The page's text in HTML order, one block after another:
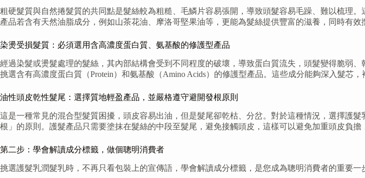
粗硬髮質與自然捲髮質的共同點是髮絲較為粗糙、毛鱗片容易張開，導致頭髮容易毛躁、難以梳理
產品若含有天然油脂成分，例如山茶花油、摩洛哥堅果油等，更能為髮絲提供豐富的滋養，同時有效
染燙受損髮質：必須選用含高濃度蛋白質、氨基酸的修護型產品
經過染髮或燙髮處理的髮絲，其內部結構會受到不同程度的破壞，導致蛋白質流失，頭髮變得脆弱
挑選含有高濃度蛋白質（Protein）和氨基酸（Amino Acids）的修護型產品。這些成分能夠深入髮芯
油性頭皮乾性髮尾：選擇質地輕盈產品，並嚴格遵守避開發根原則
這是一種常見的混合型髮質困擾，頭皮容易出油，但是髮尾卻乾枯、分岔。對於這種情況，選擇護
根」的原則。護髮產品只需要塗抹在髮絲的中段至髮尾，避免接觸頭皮，這樣可以避免加重頭皮負擔
第二步：學會解讀成分標籤，做個聰明消費者
挑選護髮乳潤髮乳時，不再只看包裝上的宣傳語，學會解讀成分標籤，是您成為聰明消費者的重要